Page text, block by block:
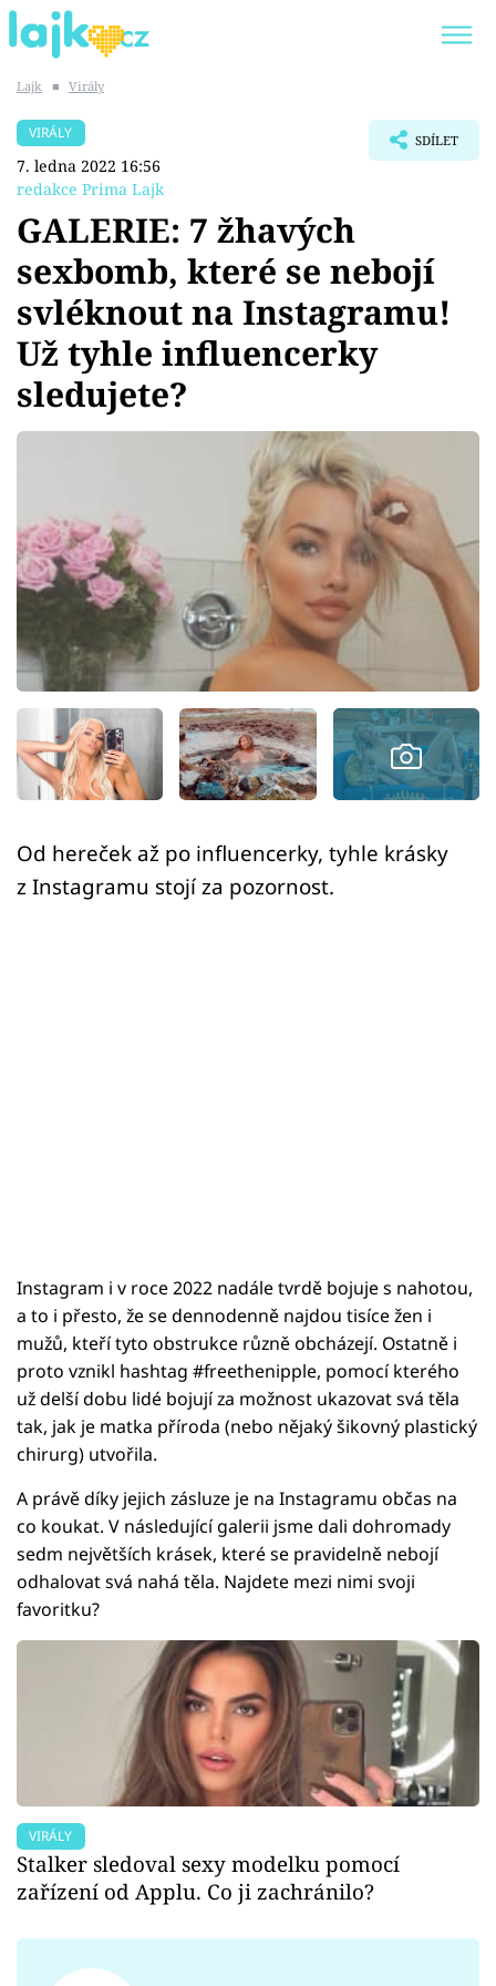
SHOPAHOLICADEL
Témata
Showbyznys
Youtubeři
Videa
Sledujte prima+
Přihlášení
Sledujte nás
Lajk ■ Virály
VIRÁLY
7. ledna 2022 16:56
redakce Prima Lajk
SDÍLET
GALERIE: 7 žhavých
sexbomb, které se nebojí
svléknout na Instagramu!
Už tyhle influencerky
sledujete?
Od hereček až po influencerky, tyhle krásky
z Instagramu stojí za pozornost.
Instagram i v roce 2022 nadále tvrdě bojuje s nahotou,
a to i přesto, že se dennodenně najdou tisíce žen i
mužů, kteří tyto obstrukce různě obcházejí. Ostatně i
proto vznikl hashtag #freethenipple, pomocí kterého
už delší dobu lidé bojují za možnost ukazovat svá těla
tak, jak je matka příroda (nebo nějaký šikovný plastický
chirurg) utvořila.
A právě díky jejich zásluze je na Instagramu občas na
co koukat. V následující galerii jsme dali dohromady
sedm největších krásek, které se pravidelně nebojí
odhalovat svá nahá těla. Najdete mezi nimi svoji
favoritku?
VIRÁLY
Stalker sledoval sexy modelku pomocí
zařízení od Applu. Co ji zachránilo?